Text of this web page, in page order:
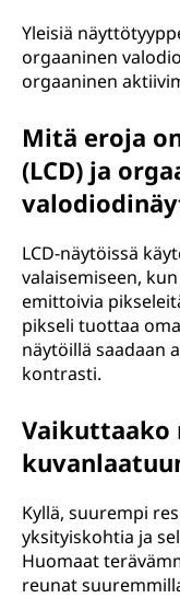
Yleisiä
orgaaninen
orgaaninen
Mitä eroja
(LCD) ja
LCD-näytöissä
valaisemiseen,
emittoivia
pikseli tuottaa
näytöillä saadaan
kontrasti.
Vaikuttaako
Kyllä, suurempi
yksityiskohtia ja
Huomaat
reunat